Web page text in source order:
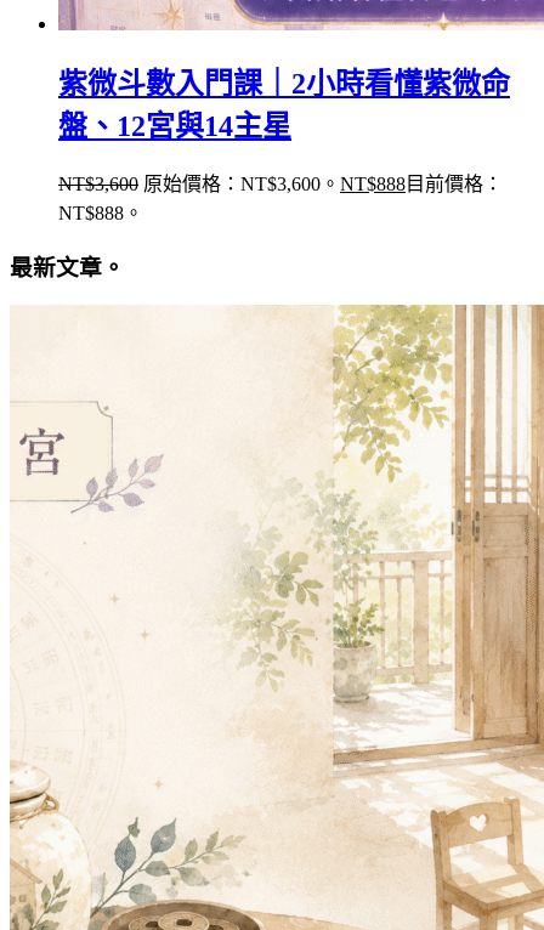
紫微斗數入門課｜2小時看懂紫微命
盤、12宮與14主星
NT$3,600 原始價格：NT$3,600。 NT$888目前價格：
NT$888。
最新文章。